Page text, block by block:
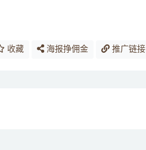
收藏 海报挣佣金 推广链接